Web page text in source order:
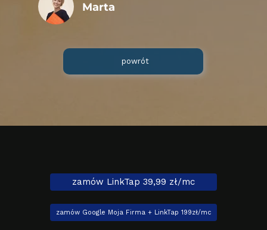
powrót
Marta
zamów LinkTap 39,99 zł/mc
zamów Google Moja Firma + LinkTap 199zł/mc